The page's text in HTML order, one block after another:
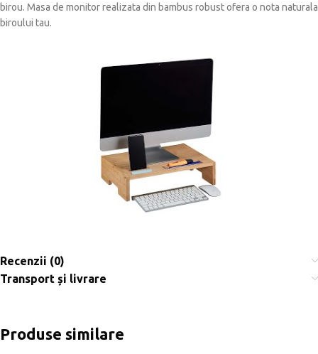
birou. Masa de monitor realizata din bambus robust ofera o nota naturala
biroului tau.
Recenzii (0)
Transport și livrare
Produse similare